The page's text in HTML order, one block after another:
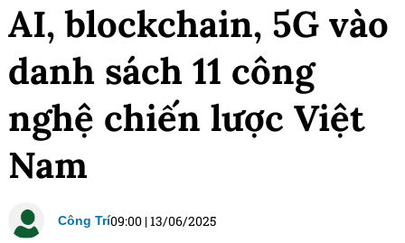
AI, blockchain, 5G vào
danh sách 11 công
nghệ chiến lược Việt
Nam
Công Trí09:00 |13/06/2025